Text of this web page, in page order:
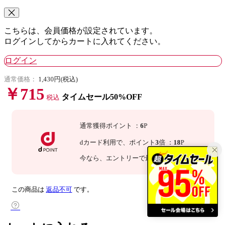
こちらは、会員価格が設定されています。
ログインしてからカートに入れてください。
ログイン
通常価格： 1,430円(税込)
￥715 税込 タイムセール50%OFF
通常獲得ポイント ： 6P
dカード利用で、 ポイント 3倍 ： 18P
今なら 、エントリーで最大 倍！詳細
この商品は 返品不可 です。